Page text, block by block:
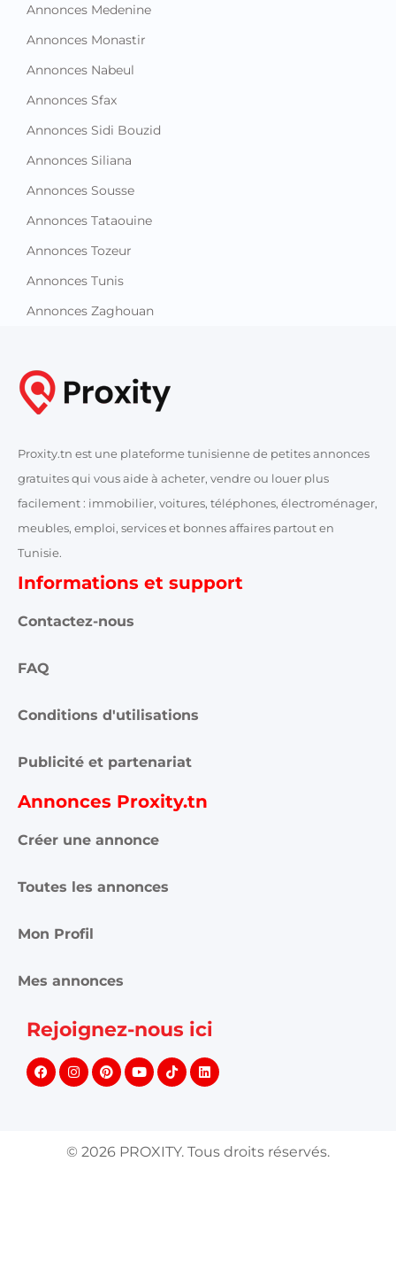
Annonces Medenine
Annonces Monastir
Annonces Nabeul
Annonces Sfax
Annonces Sidi Bouzid
Annonces Siliana
Annonces Sousse
Annonces Tataouine
Annonces Tozeur
Annonces Tunis
Annonces Zaghouan
Proxity.tn est une plateforme tunisienne de petites annonces
gratuites qui vous aide à acheter, vendre ou louer plus
facilement : immobilier, voitures, téléphones, électroménager,
meubles, emploi, services et bonnes affaires partout en
Tunisie.
Informations et support
Contactez-nous
FAQ
Conditions d'utilisations
Publicité et partenariat
Annonces Proxity.tn
Créer une annonce
Toutes les annonces
Mon Profil
Mes annonces
Rejoignez-nous ici
© 2026 PROXITY. Tous droits réservés.